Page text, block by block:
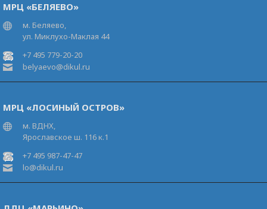
МРЦ «БЕЛЯЕВО»
м. Беляево,
ул. Миклухо-Маклая 44
+7 495 779-20-20
belyaevo@dikul.ru
МРЦ «ЛОСИНЫЙ ОСТРОВ»
м. ВДНХ,
Ярославское ш. 116 к.1
+7 495 987-47-47
lo@dikul.ru